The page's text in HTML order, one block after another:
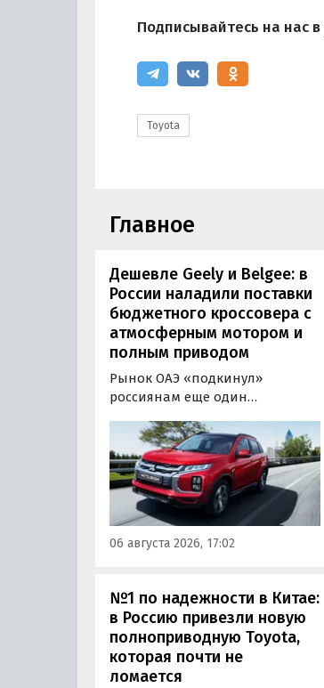
Подписывайтесь на нас в
Toyota
Главное
Дешевле Geely и Belgee: в
России наладили поставки
бюджетного кроссовера с
атмосферным мотором и
полным приводом
Рынок ОАЭ «подкинул»
россиянам еще один
продавался в России
официально. Речь о Mitsubishi
ASX: у дилеров в Эмиратах он
стоит примерно от 1 600 000
рублей по текущему курсу, а у
нас с учетом всех расходов
цены на него стартуют от 2 251
06 августа 2026, 17:02
№1 по надежности в Китае:
в Россию привезли новую
полноприводную Toyota,
которая почти не
ломается